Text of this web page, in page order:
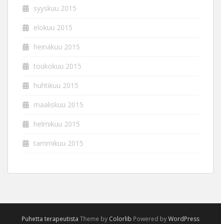
syyskuu 2015
elokuu 2015
heinäkuu 2015
toukokuu 2015
huhtikuu 2015
maaliskuu 2015
helmikuu 2015
tammikuu 2015
Puhetta terapeutista Theme by Colorlib Powered byWordPress